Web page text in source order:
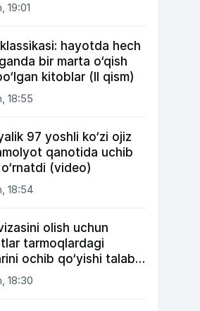
19:01
hayotda hech
bir marta o‘qish
kitoblar (II qism)
18:55
97 yoshli ko‘zi ojiz
qanotida uchib
(video)
18:54
olish uchun
tarmoqlardagi
ochib qo‘yishi talab
18:30